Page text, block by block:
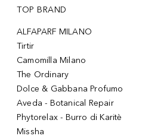
TOP BRAND
ALFAPARF MILANO
Tirtir
Camomilla Milano
The Ordinary
Dolce & Gabbana Profumo
Aveda - Botanical Repair
Phytorelax - Burro di Karitè
Missha